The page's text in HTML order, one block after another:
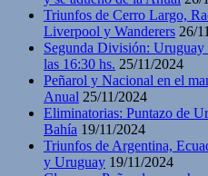
Triunfos de Cerro Largo,
Liverpool y Wanderers 26/
Segunda División:
las 16:30 hs. 25/11/2024
Peñarol y Nacional en el
Anual 25/11/2024
Eliminatorias: Puntazo de
Bahía 19/11/2024
Triunfos de Argentina,
y Uruguay 19/11/2024